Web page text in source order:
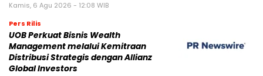
Kamis, 6 Agu 2026 - 12:08 WIB
Pers Rilis
UOB Perkuat Bisnis Wealth
Management melalui Kemitraan
Distribusi Strategis dengan Allianz
Global Investors